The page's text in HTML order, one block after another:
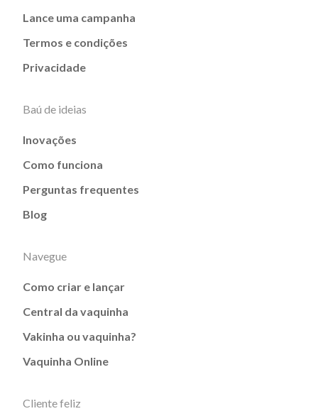
Lance uma campanha
Termos e condições
Privacidade
Baú de ideias
Inovações
Como funciona
Perguntas frequentes
Blog
Navegue
Como criar e lançar
Central da vaquinha
Vakinha ou vaquinha?
Vaquinha Online
Cliente feliz